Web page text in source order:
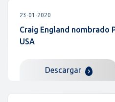
23-01-2020
Craig England nombrado
USA
Descargar